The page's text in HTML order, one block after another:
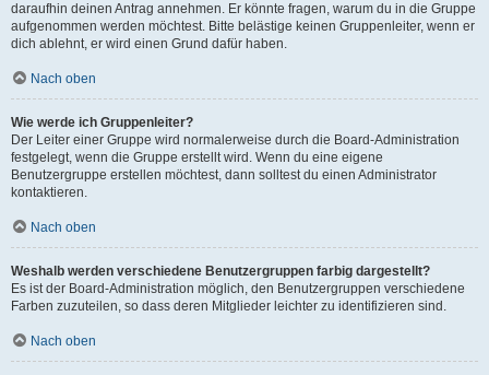
daraufhin deinen Antrag annehmen. Er könnte fragen, warum du in die Gruppe
aufgenommen werden möchtest. Bitte belästige keinen Gruppenleiter, wenn er
dich ablehnt, er wird einen Grund dafür haben.
Nach oben
Wie werde ich Gruppenleiter?
Der Leiter einer Gruppe wird normalerweise durch die Board-Administration
festgelegt, wenn die Gruppe erstellt wird. Wenn du eine eigene
Benutzergruppe erstellen möchtest, dann solltest du einen Administrator
kontaktieren.
Nach oben
Weshalb werden verschiedene Benutzergruppen farbig dargestellt?
Es ist der Board-Administration möglich, den Benutzergruppen verschiedene
Farben zuzuteilen, so dass deren Mitglieder leichter zu identifizieren sind.
Nach oben